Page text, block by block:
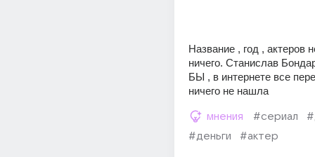
Название , год , актеров
ничего. Станислав
БЫ , в интернете все
ничего не нашла
мнения #сериал
#деньги
#актер